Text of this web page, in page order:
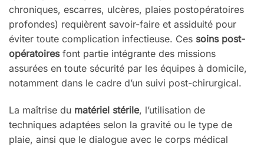
chroniques, escarres, ulcères, plaies postopératoires
profondes) requièrent savoir-faire et assiduité pour
éviter toute complication infectieuse. Ces soins post-
opératoiresfont partie intégrante des missions
assurées en toute sécurité par les équipes à domicile,
notamment dans le cadre d’un suivi post-chirurgical.
La maîtrise du matériel stérile, l’utilisation de
techniques adaptées selon la gravité ou le type de
plaie, ainsi que le dialogue avec le corps médical